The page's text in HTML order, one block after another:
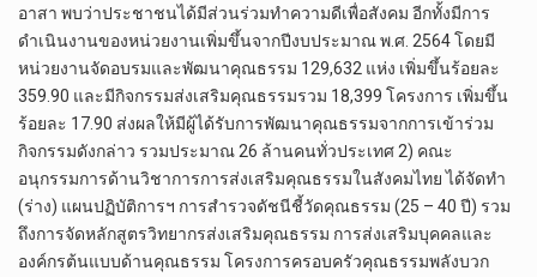
อาสา พบว่าประชาชนได้มีส่วนร่วมทำความดีเพื่อสังคม อีกทั้งมีการ
ดำเนินงานของหน่วยงานเพิ่มขึ้นจากปีงบประมาณ พ.ศ. 2564 โดยมี
หน่วยงานจัดอบรมและพัฒนาคุณธรรม 129,632 แห่ง เพิ่มขึ้นร้อยละ
359.90 และมีกิจกรรมส่งเสริมคุณธรรมรวม 18,399 โครงการ เพิ่มขึ้น
ร้อยละ 17.90 ส่งผลให้มีผู้ได้รับการพัฒนาคุณธรรมจากการเข้าร่วม
กิจกรรมดังกล่าว รวมประมาณ 26 ล้านคนทั่วประเทศ 2) คณะ
อนุกรรมการด้านวิชาการการส่งเสริมคุณธรรมในสังคมไทย ได้จัดทำ
(ร่าง) แผนปฏิบัติการฯ การสำรวจดัชนีชี้วัดคุณธรรม (25 – 40 ปี) รวม
ถึงการจัดหลักสูตรวิทยากรส่งเสริมคุณธรรม การส่งเสริมบุคคลและ
องค์กรต้นแบบด้านคุณธรรม โครงการครอบครัวคุณธรรมพลังบวก